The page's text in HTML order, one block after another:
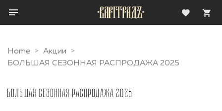
Home
Акции
БОЛЬШАЯ СЕЗОННАЯ РАСПРОДАЖА 2025
БОЛЬШАЯ СЕЗОННАЯ РАСПРОДАЖА 2025